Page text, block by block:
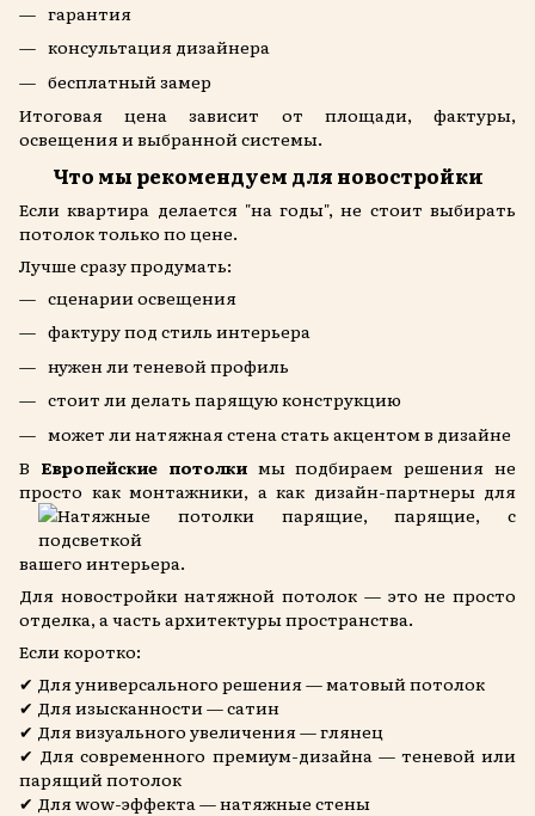
гарантия
консультация дизайнера
бесплатный замер
Итоговая цена зависит от площади, фактуры,
освещения и выбранной системы.
Что мы рекомендуем для новостройки
Если квартира делается "на годы", не стоит выбирать
потолок только по цене.
Лучше сразу продумать:
сценарии освещения
фактуру под стиль интерьера
нужен ли теневой профиль
стоит ли делать парящую конструкцию
может ли натяжная стена стать акцентом в дизайне
В Европейские потолкимы подбираем решения не
просто как монтажники, а как дизайн-партнеры для
вашего интерьера.
Для новостройки натяжной потолок — это не просто
отделка, а часть архитектуры пространства.
Если коротко:
✔ Для универсального решения — матовый потолок
✔ Для изысканности — сатин
✔ Для визуального увеличения — глянец
✔ Для современного премиум-дизайна — теневой или
парящий потолок
✔ Для wow-эффекта — натяжные стены